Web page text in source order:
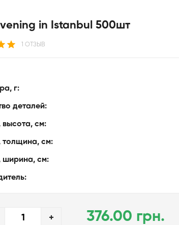
in Istanbul 500шт
1 ОТЗЫВ
г:
деталей:
высота, см:
толщина, см:
ширина, см:
+ 376.00 грн.